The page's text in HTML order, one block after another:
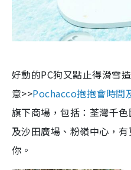
好動的PC狗又點止得滑雪
意>>Pochacco抱抱會時間
旗下商場，包括：荃灣千
及沙田廣場、粉嶺中心，
你。